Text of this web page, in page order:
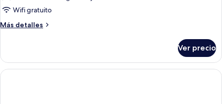
Family
with
Bunkbed
Wifi gratuito
Más detalles
Más
with
Bunkbed
Ver precio